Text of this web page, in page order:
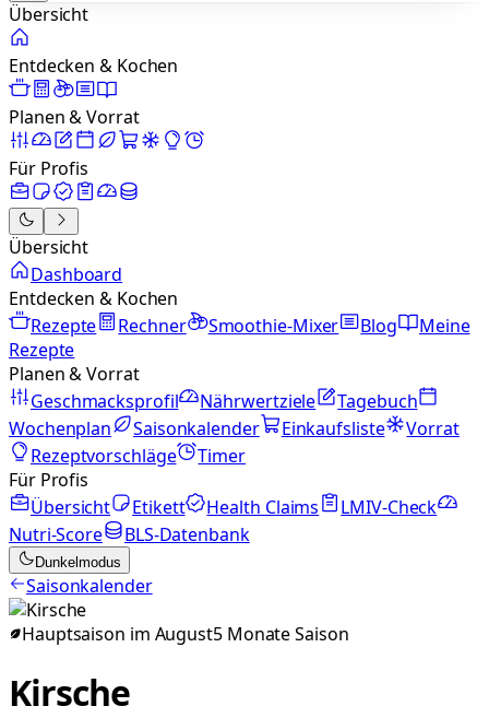
Übersicht
Entdecken & Kochen
Planen & Vorrat
Für Profis
Übersicht
Dashboard
Entdecken & Kochen
Rezepte
Rechner Smoothie-Mixer Blog
Meine
Rezepte
Planen & Vorrat
Geschmacksprofil
Nährwertziele
Tagebuch
Wochenplan
Saisonkalender Einkaufsliste
Vorrat
Rezeptvorschläge
Timer
Für Profis
Übersicht
Etikett Health Claims
LMIV-Check
Nutri-Score
BLS-Datenbank
Dunkelmodus
Saisonkalender
Hauptsaison im August5 MonateSaison
Kirsche